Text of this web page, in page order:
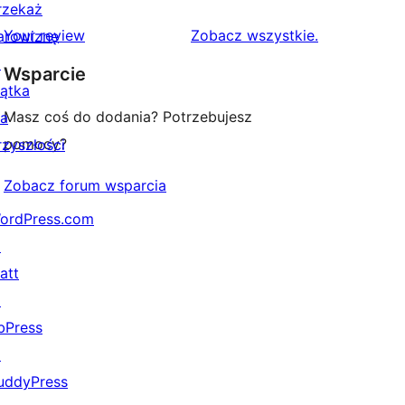
recenzji
1-
Your review Zobacz wszystkierecenzje
.
Wsparcie
Masz coś do dodania? Potrzebujesz
pomocy?
Zobacz forum wsparcia